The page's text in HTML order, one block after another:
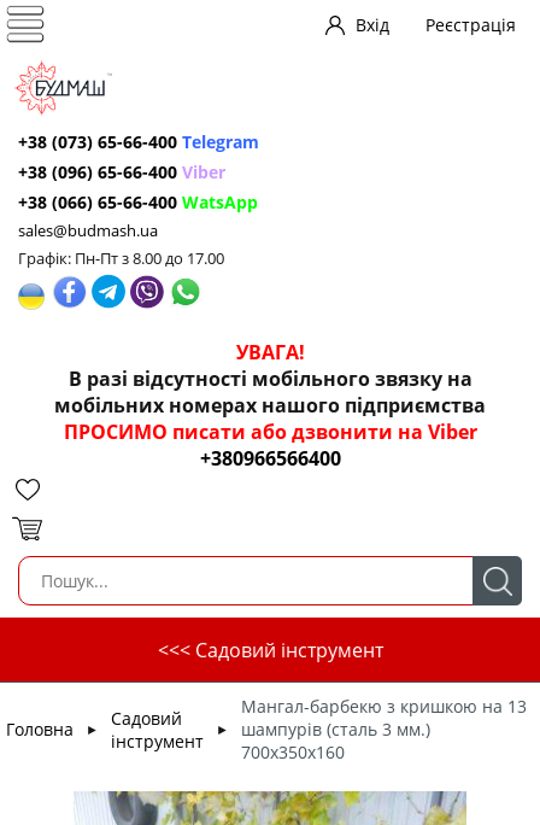
Вхід Реєстрація
+38 (073) 65-66-400 Telegram
+38 (096) 65-66-400 Viber
+38 (066) 65-66-400 WatsApp
sales@budmash.ua
Графік: Пн-Пт з 8.00 до 17.00
УВАГА!
В разі відсутності мобільного звязку на
мобільних номерах нашого підприємства
ПРОСИМО писати або дзвонити на Viber
+380966566400
<<< Садовий інструмент
Головна ►
Садовий
інструмент
►
Мангал-барбекю з кришкою на 13
шампурів (сталь 3 мм.)
700х350х160